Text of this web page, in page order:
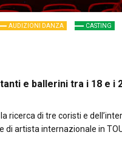
AUDIZIONI DANZA
CASTING
e ballerini tra i 18 e i
ricerca di tre coristi e
di artista internazionale in